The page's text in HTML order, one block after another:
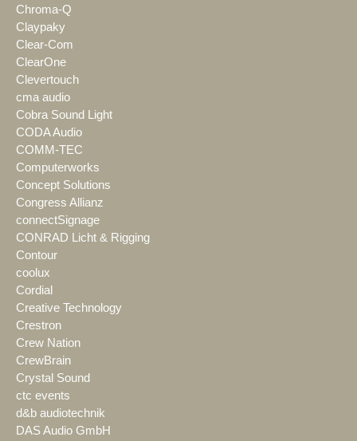
Chroma-Q
Claypaky
Clear-Com
ClearOne
Clevertouch
cma audio
Cobra Sound Light
CODA Audio
COMM-TEC
Computerworks
Concept Solutions
Congress Allianz
connectSignage
CONRAD Licht & Rigging
Contour
coolux
Cordial
Creative Technology
Crestron
Crew Nation
CrewBrain
Crystal Sound
ctc events
d&b audiotechnik
DAS Audio GmbH